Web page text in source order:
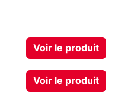
Voir le produit
Voir le produit